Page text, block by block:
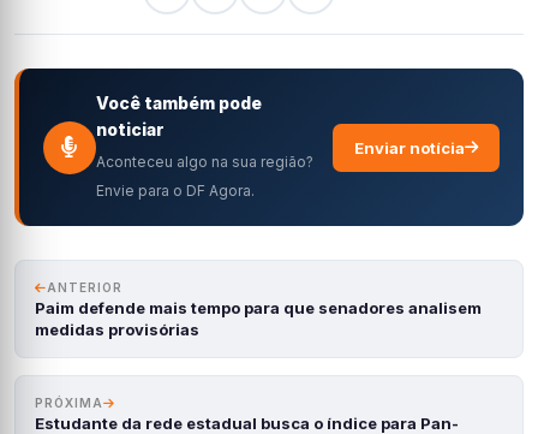
Você também pode
noticiar
Aconteceu algo na sua região?
Envie para o DF Agora.
Enviar notícia
ANTERIOR
Paim defende mais tempo para que senadores analisem
medidas provisórias
PRÓXIMA
Estudante da rede estadual busca o índice para Pan-